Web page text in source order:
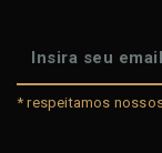
* respeitamos